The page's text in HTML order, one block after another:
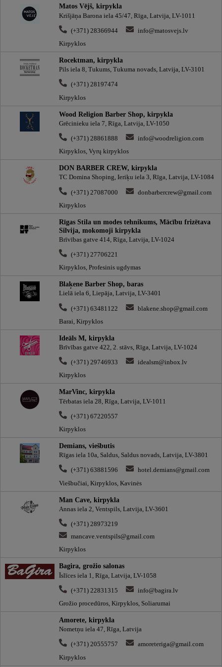
Matos Vējš, kirpykla
Krišjāņa Barona iela 45/47, Rīga, Latvija, LV-1011
(+371) 28366944
info@matosvejs.lv
Kirpyklos
Rocektman, kirpykla
Pils iela 8, Tukums, Tukuma novads, Latvija, LV-3101
(+371) 28197474
Kirpyklos
Wood Religion Barber Shop, kirpykla
Grēcinieku iela 7, Rīga, Latvija, LV-1050
(+371) 28861888
info@woodreligion.com
Kirpyklos, Vyrų kirpyklos
DON BARBER CREW, kirpykla
TC Domina Shoping, Ieriķu iela 3, Rīga, Latvija, LV-1084
(+371) 27087000
donbarbercrew@gmail.com
Kirpyklos
Rīgas Stila un modes tehnikums, Mācību frizētava
Silvija, mokomoji kirpykla
Brīvības gatve 414, Rīga, Latvija, LV-1024
(+371) 27706221
Kirpyklos, Profesinis ugdymas
Blaķene Barber Shop, baras
Lielā iela 6, Liepāja, Latvija, LV-3401
(+371) 63481122
blakene.shop@gmail.com
Barai, Kirpyklos
Ideāls M, kirpykla
Brīvības gatve 422, 2. stāvs, Rīga, Latvija, LV-1024
(+371) 29746933
idealsm@inbox.lv
Kirpyklos
MarVinc, kirpykla
Tērbatas iela 28, Rīga, Latvija, LV-1011
(+371) 67220557
Kirpyklos
Demians, viešbutis
Rīgas iela 10a, Saldus, Saldus novads, Latvija, LV-3801
(+371) 63881596
hotel.demians@gmail.com
Viešbučiai, Kirpyklos, Kavinės
Man Cave, kirpykla
Annas iela 2, Ventspils, Latvija, LV-3601
(+371) 28973219
mancave.ventspils@gmail.com
Kirpyklos
Bagira, grožio salonas
Īslīces iela 1, Rīga, Latvija, LV-1058
(+371) 22831315
info@bagira.lv
Grožio procedūros, Kirpyklos, Soliarumai
Amorete, kirpykla
Nometņu iela 47, Rīga, Latvija
(+371) 20555757
amoreteriga@gmail.com
Kirpyklos